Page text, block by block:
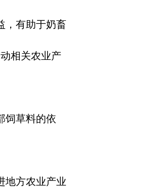
，有助于奶畜
相关农业产
饲草料的依
地方农业产业